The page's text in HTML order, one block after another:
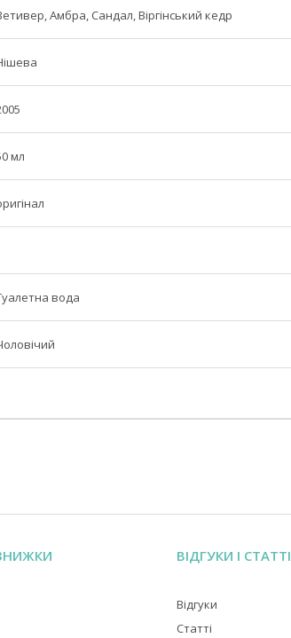
Амбра, Сандал, Віргінський кедр
мл
вода
ВІДГУКИ І СТАТТІ
Відгуки
Статті